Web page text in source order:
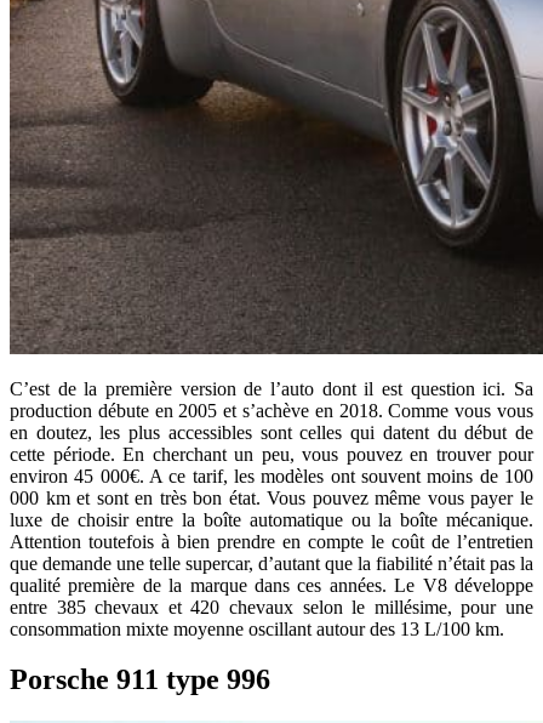
C’est de la première version de l’auto dont il est question ici. Sa
production débute en 2005 et s’achève en 2018. Comme vous vous
en doutez, les plus accessibles sont celles qui datent du début de
cette période. En cherchant un peu, vous pouvez en trouver pour
environ 45 000€. A ce tarif, les modèles ont souvent moins de 100
000 km et sont en très bon état. Vous pouvez même vous payer le
luxe de choisir entre la boîte automatique ou la boîte mécanique.
Attention toutefois à bien prendre en compte le coût de l’entretien
que demande une telle supercar, d’autant que la fiabilité n’était pas la
qualité première de la marque dans ces années. Le V8 développe
entre 385 chevaux et 420 chevaux selon le millésime, pour une
consommation mixte moyenne oscillant autour des 13 L/100 km.
Porsche 911 type 996